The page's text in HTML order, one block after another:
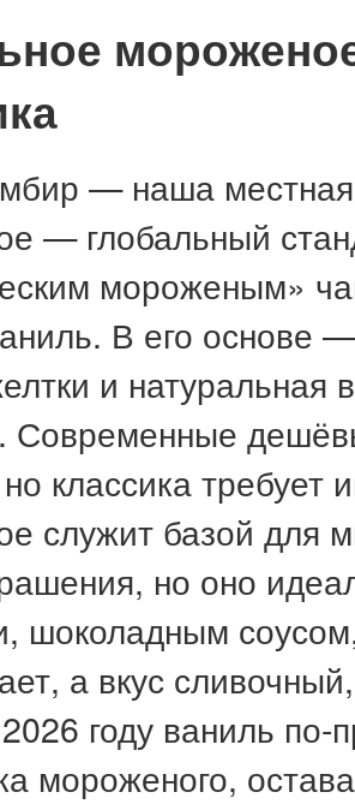
— наша местная
— глобальный
мороженым»
В его основе
и натуральная
Современные
классика
служит базой для
но оно
шоколадным
а вкус
году ваниль по-
мороженого,